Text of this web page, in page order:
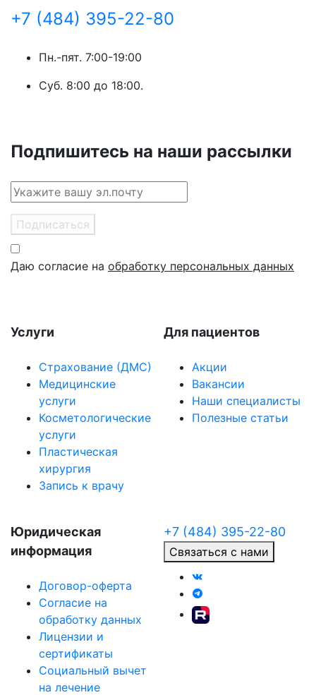
+7 (484) 395-22-80
Пн.-пят. 7:00-19:00
Суб. 8:00 до 18:00.
Подпишитесь на наши рассылки
Подписаться
Даю согласие на обработку персональных данных
Услуги
Страхование (ДМС)
Медицинские
услуги
Косметологические
услуги
Пластическая
хирургия
Запись к врачу
Для пациентов
Акции
Вакансии
Наши специалисты
Полезные статьи
Юридическая
информация
Договор-оферта
Согласие на
обработку данных
Лицензии и
сертификаты
Социальный вычет
на лечение
+7 (484) 395-22-80
Связаться с нами